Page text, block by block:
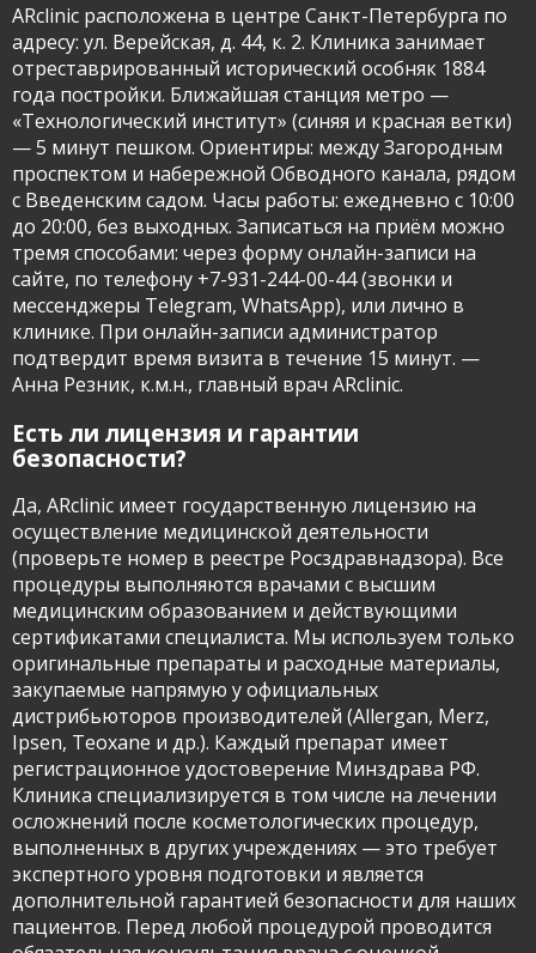
ARclinic расположена в центре Санкт-Петербурга по
адресу: ул. Верейская, д. 44, к. 2. Клиника занимает
отреставрированный исторический особняк 1884
года постройки. Ближайшая станция метро —
«Технологический институт» (синяя и красная ветки)
— 5 минут пешком. Ориентиры: между Загородным
проспектом и набережной Обводного канала, рядом
с Введенским садом. Часы работы: ежедневно с 10:00
до 20:00, без выходных. Записаться на приём можно
тремя способами: через форму онлайн-записи на
сайте, по телефону +7-931-244-00-44 (звонки и
мессенджеры Telegram, WhatsApp), или лично в
клинике. При онлайн-записи администратор
подтвердит время визита в течение 15 минут. —
Анна Резник, к.м.н., главный врач ARclinic.
Есть ли лицензия и гарантии
безопасности?
Да, ARclinic имеет государственную лицензию на
осуществление медицинской деятельности
(проверьте номер в реестре Росздравнадзора). Все
процедуры выполняются врачами с высшим
медицинским образованием и действующими
сертификатами специалиста. Мы используем только
оригинальные препараты и расходные материалы,
закупаемые напрямую у официальных
дистрибьюторов производителей (Allergan, Merz,
Ipsen, Teoxane и др.). Каждый препарат имеет
регистрационное удостоверение Минздрава РФ.
Клиника специализируется в том числе на лечении
осложнений после косметологических процедур,
выполненных в других учреждениях — это требует
экспертного уровня подготовки и является
дополнительной гарантией безопасности для наших
пациентов. Перед любой процедурой проводится